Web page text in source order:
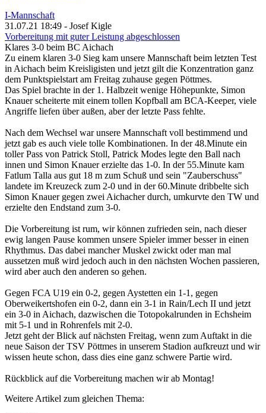
I-Mannschaft
31.07.21 18:49 - Josef Kigle
Vorbereitung mit guter Leistung abgeschlossen
Klares 3-0 beim BC Aichach
Zu einem klaren 3-0 Sieg kam unsere Mannschaft beim letzten Test
in Aichach beim Kreisligisten und jetzt gilt die Konzentration ganz
dem Punktspielstart am Freitag zuhause gegen Pöttmes.
Das Spiel brachte in der 1. Halbzeit wenige Höhepunkte, Simon
Knauer scheiterte mit einem tollen Kopfball am BCA-Keeper, viele
Angriffe liefen über außen, aber der letzte Pass fehlte.
Nach dem Wechsel war unsere Mannschaft voll bestimmend und
jetzt gab es auch viele tolle Kombinationen. In der 48.Minute ein
toller Pass von Patrick Stoll, Patrick Modes legte den Ball nach
innen und Simon Knauer erzielte das 1-0. In der 55.Minute kam
Fatlum Talla aus gut 18 m zum Schuß und sein "Zauberschuss"
landete im Kreuzeck zum 2-0 und in der 60.Minute dribbelte sich
Simon Knauer gegen zwei Aichacher durch, umkurvte den TW und
erzielte den Endstand zum 3-0.
Die Vorbereitung ist rum, wir können zufrieden sein, nach dieser
ewig langen Pause kommen unsere Spieler immer besser in einen
Rhythmus. Das dabei mancher Muskel zwickt oder man mal
aussetzen muß wird jedoch auch in den nächsten Wochen passieren,
wird aber auch den anderen so gehen.
Gegen FCA U19 ein 0-2, gegen Aystetten ein 1-1, gegen
Oberweikertshofen ein 0-2, dann ein 3-1 in Rain/Lech II und jetzt
ein 3-0 in Aichach, dazwischen die Totopokalrunden in Echsheim
mit 5-1 und in Rohrenfels mit 2-0.
Jetzt geht der Blick auf nächsten Freitag, wenn zum Auftakt in die
neue Saison der TSV Pöttmes in unserem Stadion aufkreuzt und wir
wissen heute schon, dass dies eine ganz schwere Partie wird.
Rückblick auf die Vorbereitung machen wir ab Montag!
Weitere Artikel zum gleichen Thema: